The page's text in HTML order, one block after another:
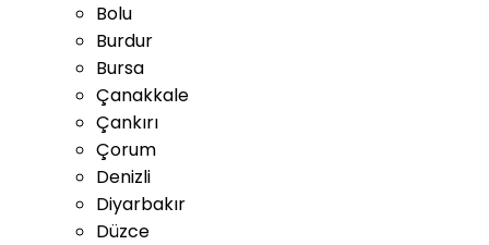
Bolu
Burdur
Bursa
Çanakkale
Çankırı
Çorum
Denizli
Diyarbakır
Düzce